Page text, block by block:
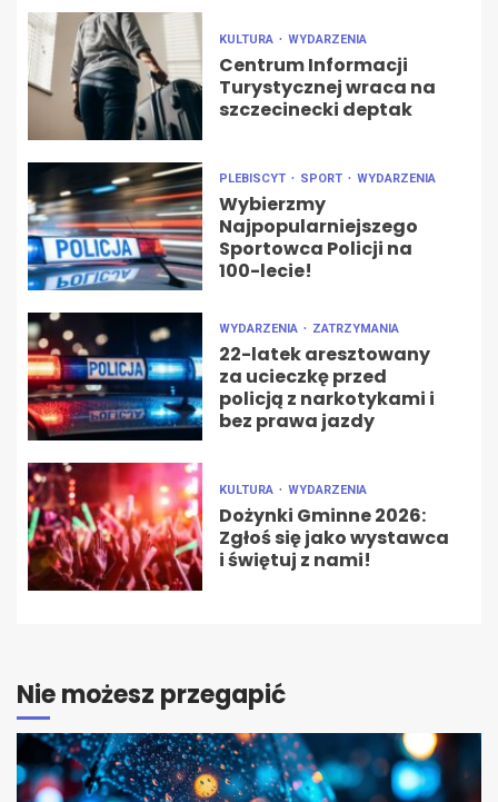
KULTURA WYDARZENIA
Centrum Informacji
Turystycznej wraca na
szczecinecki deptak
PLEBISCYT SPORT WYDARZENIA
Wybierzmy
Najpopularniejszego
Sportowca Policji na
100-lecie!
WYDARZENIA ZATRZYMANIA
22-latek aresztowany
za ucieczkę przed
policją z narkotykami i
bez prawa jazdy
KULTURA WYDARZENIA
Dożynki Gminne 2026:
Zgłoś się jako wystawca
i świętuj z nami!
Nie możesz przegapić